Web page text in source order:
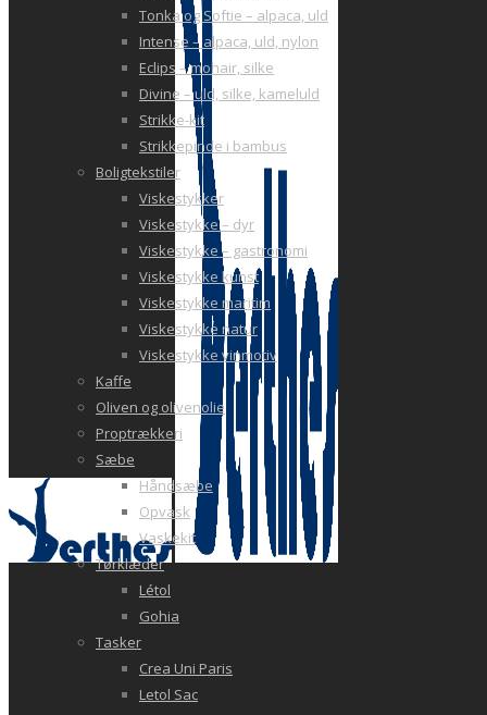
Tonka og Softie – alpaca, uld
Intense – alpaca, uld, nylon
Eclips – mohair, silke
Divine – uld, silke, kameluld
Strikke-kit
Strikkepinde i bambus
Boligtekstiler
Viskestykker
Viskestykke – dyr
Viskestykke – gastronomi
Viskestykke kunst
Viskestykke maritim
Viskestykke natur
Viskestykke vinmotiv
Kaffe
Oliven og olivenolie
Proptrækkeri
Sæbe
Håndsæbe
Opvask
Vaskekit
Tørklæder
Létol
Gohia
Tasker
Crea Uni Paris
Letol Sac